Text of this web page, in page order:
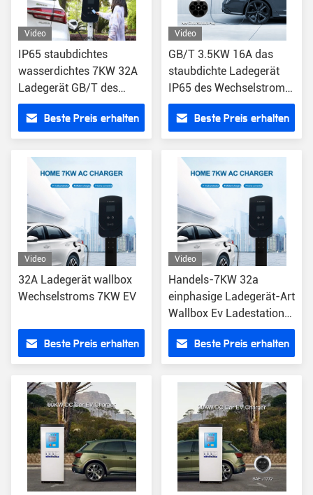
Video
IP65 staubdichtes
wasserdichtes 7KW 32A
Ladegerät GB/T des
Wechselstrom-Wand-
Kasten-EV
Beste Preis erhalten
Video
GB/T 3.5KW 16A das
staubdichte Ladegerät
IP65 des Wechselstrom-
Wand-Kasten-EV
imprägniern
Beste Preis erhalten
Video
32A Ladegerät wallbox
Wechselstroms 7KW EV
Beste Preis erhalten
Video
Handels-7KW 32a
einphasige Ladegerät-Art
Wallbox Ev Ladestation
Wechselstroms - 2
schnell aufladendes
Auto-Ladegerät
Beste Preis erhalten